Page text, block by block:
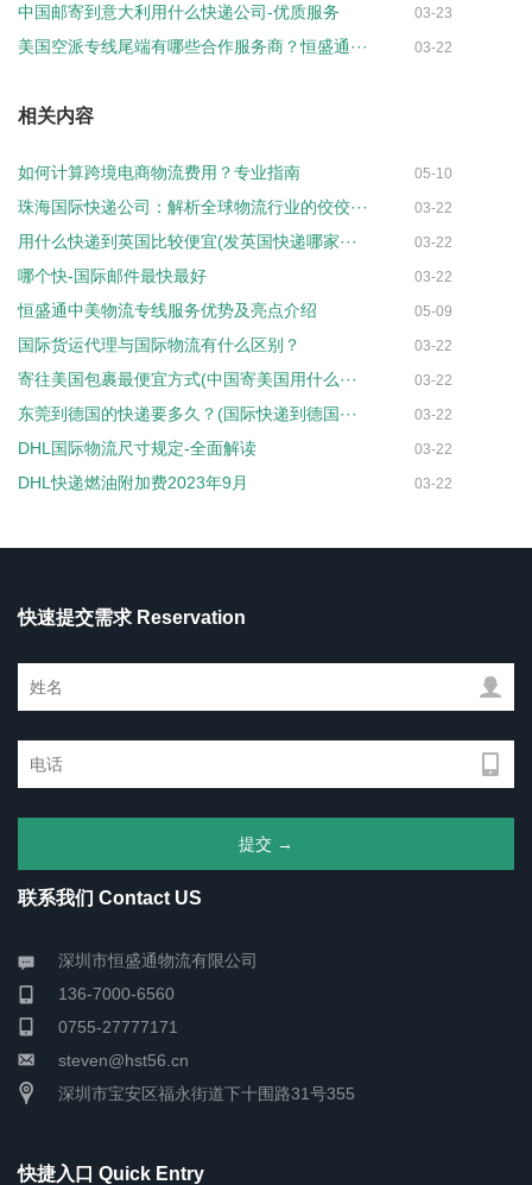
中国邮寄到意大利用什么快递公司-优质服务 03-23
美国空派专线尾端有哪些合作服务商？恒盛通··· 03-22
相关内容
如何计算跨境电商物流费用？专业指南 05-10
珠海国际快递公司：解析全球物流行业的佼佼··· 03-22
用什么快递到英国比较便宜(发英国快递哪家··· 03-22
哪个快-国际邮件最快最好 03-22
恒盛通中美物流专线服务优势及亮点介绍 05-09
国际货运代理与国际物流有什么区别？ 03-22
寄往美国包裹最便宜方式(中国寄美国用什么··· 03-22
东莞到德国的快递要多久？(国际快递到德国··· 03-22
DHL国际物流尺寸规定-全面解读 03-22
DHL快递燃油附加费2023年9月 03-22
快速提交需求 Reservation
联系我们 Contact US
深圳市恒盛通物流有限公司
136-7000-6560
0755-27777171
steven@hst56.cn
深圳市宝安区福永街道下十围路31号355
快捷入口 Quick Entry